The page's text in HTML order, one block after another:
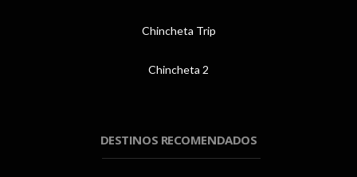
Chincheta Trip
Chincheta 2
DESTINOS RECOMENDADOS